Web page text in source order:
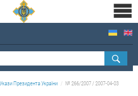
оборони України
оборони України
Укази Президента України № 266/2007 / 2007-04-03